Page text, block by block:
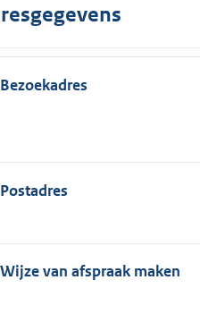
Bezoekadres
Postadres
Wijze van afspraak maken